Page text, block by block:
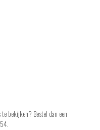
bekijken? Bestel dan een